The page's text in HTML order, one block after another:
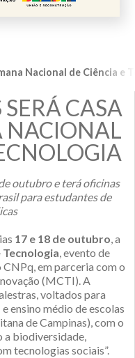
Nacional de Ciência e
CASA
NACIONAL
outubro e terá oficinas
para estudantes de
17 e 18 de outubro, a
Tecnologia, evento de
em parceria com o
(MCTI). A
voltados para
ensino médio de escolas
de Campinas), com o
a biodiversidade,
tecnologias sociais”.